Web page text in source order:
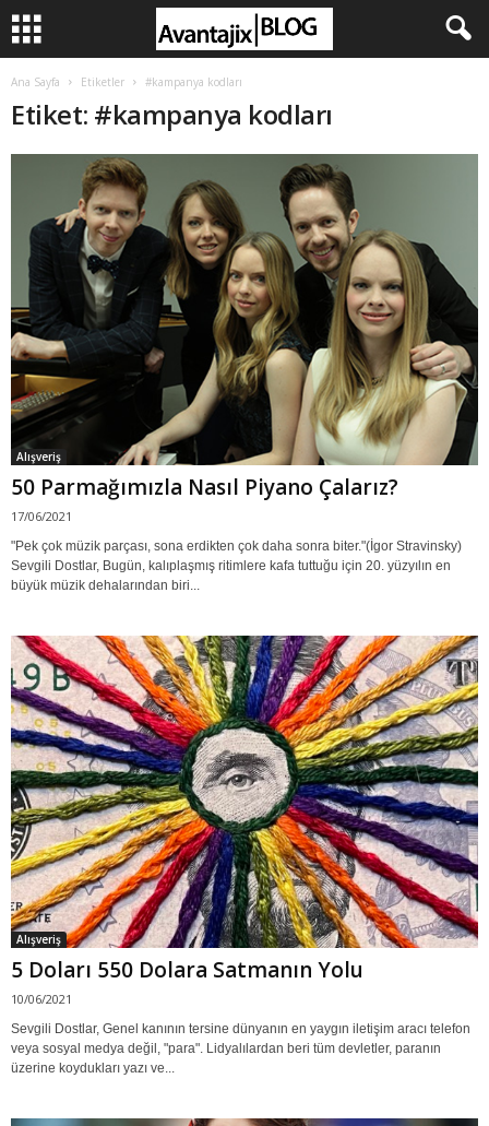
Ana Sayfa Etiketler #kampanya kodları
Etiket: #kampanya kodları
Alışveriş
50 Parmağımızla Nasıl Piyano Çalarız?
17/06/2021
"Pek çok müzik parçası, sona erdikten çok daha sonra biter."(İgor Stravinsky)
Sevgili Dostlar, Bugün, kalıplaşmış ritimlere kafa tuttuğu için 20. yüzyılın en
büyük müzik dehalarından biri...
Alışveriş
5 Doları 550 Dolara Satmanın Yolu
10/06/2021
Sevgili Dostlar, Genel kanının tersine dünyanın en yaygın iletişim aracı telefon
veya sosyal medya değil, "para". Lidyalılardan beri tüm devletler, paranın
üzerine koydukları yazı ve...